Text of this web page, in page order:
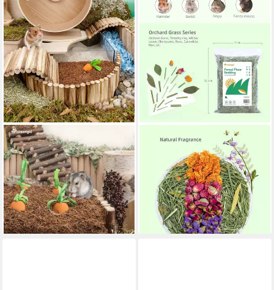
LUXUSKOLLEKTION
Kleintierstreu Einstreu
Kokosnuss Zwerghamster
Gerbils Mäuse Degus
Kokosnusserde
47,95 €
lieferbar - in 5-6 Werktagen bei dir
LUXUSKOLLEKTION
Kleintierstreu Natürliches
Hamster-Einstreu
Blumenstreu für Kleintiere
45,95 €
lieferbar - in 4-5 Werktagen bei dir